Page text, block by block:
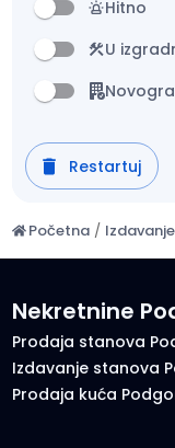
Hitno
U
Restartuj
Početna / Izdavanje
Nekretnine
Prodaja stanova
Izdavanje stanova
Prodaja kuća